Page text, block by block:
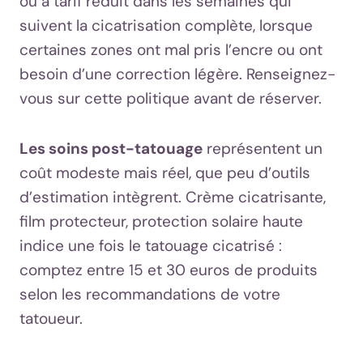
suivent la cicatrisation complète, lorsque
certaines zones ont mal pris l’encre ou ont
besoin d’une correction légère. Renseignez-
vous sur cette politique avant de réserver.
Les soins post-tatouage représentent un
coût modeste mais réel, que peu d’outils
d’estimation intègrent. Crème cicatrisante,
film protecteur, protection solaire haute
indice une fois le tatouage cicatrisé :
comptez entre 15 et 30 euros de produits
selon les recommandations de votre
tatoueur.